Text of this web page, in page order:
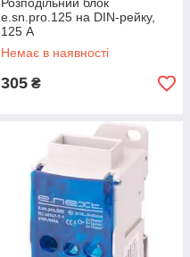
e.sn.pro.125 на DIN-рейку,
125 А
Немає в наявності
305 ₴